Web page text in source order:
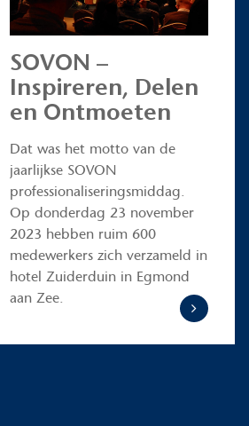
SOVON –
Inspireren, Delen
en Ontmoeten
Dat was het motto van de
jaarlijkse SOVON
professionaliseringsmiddag.
Op donderdag 23 november
2023 hebben ruim 600
medewerkers zich verzameld in
hotel Zuiderduin in Egmond
aan Zee.